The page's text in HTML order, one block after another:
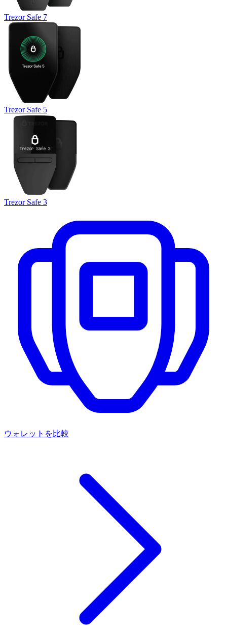
Trezor Safe 7
Trezor Safe 5
Trezor Safe 3
ウォレットを比較